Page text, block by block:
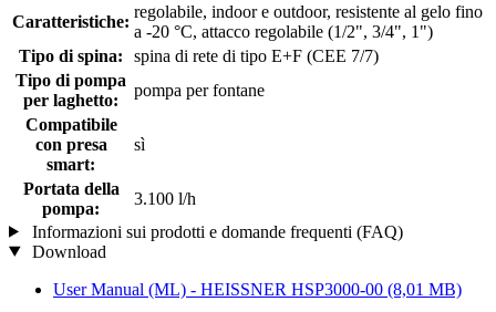
Caratteristiche:
regolabile, indoor e outdoor, resistente al gelo fino
a -20 °C, attacco regolabile (1/2", 3/4", 1")
Tipo di spina:
spina di rete di tipo E+F (CEE 7/7)
Tipo di pompa
per laghetto:
pompa per fontane
Compatibile
con presa
smart:
sì
Portata della
pompa:
3.100 l/h
Informazioni sui prodotti e domande frequenti (FAQ)
Download
User Manual (ML) - HEISSNER HSP3000-00 (8,01 MB)